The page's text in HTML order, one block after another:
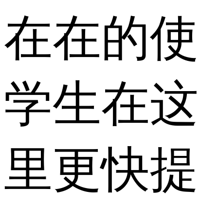
在在的使
学生在这
里更快提